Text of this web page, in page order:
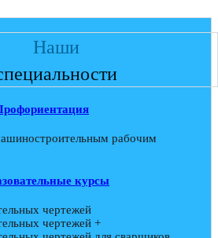
Наши
рабочим
курсы
чертежей
чертежей +